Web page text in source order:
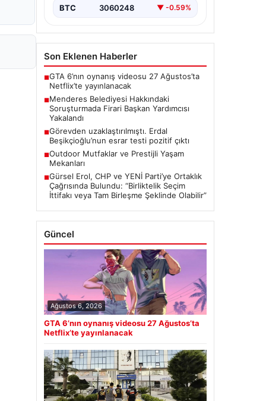
BTC 3060248 ▼ -0.59%
Son Eklenen Haberler
■GTA 6’nın oynanış videosu 27 Ağustos’ta
Netflix’te yayınlanacak
■Menderes Belediyesi Hakkındaki
Soruşturmada Firari Başkan Yardımcısı
Yakalandı
■Görevden uzaklaştırılmıştı. Erdal
Beşikçioğlu’nun esrar testi pozitif çıktı
■Outdoor Mutfaklar ve Prestijli Yaşam
Mekanları
■Gürsel Erol, CHP ve YENİ Parti’ye Ortaklık
Çağrısında Bulundu: “Birliktelik Seçim
İttifakı veya Tam Birleşme Şeklinde Olabilir”
Güncel
Ağustos 6, 2026
GTA 6’nın oynanış videosu 27 Ağustos’ta
Netflix’te yayınlanacak